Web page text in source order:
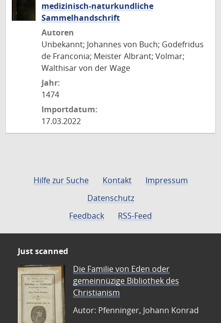
medizinisch-naturkundliche
Sammelhandschrift
Autoren
Unbekannt; Johannes von Buch; Godefridus
de Franconia; Meister Albrant; Volmar;
Walthisar von der Wage
Jahr:
1474
Importdatum:
17.03.2022
Hilfe zur Suche Kontakt
Impressum
Datenschutz
Feedback
RSS-Feed
Just scanned
Die Familie von Eden oder
gemeinnüzige Bibliothek des
Christianism
Autor: Pfenninger, Johann Konrad